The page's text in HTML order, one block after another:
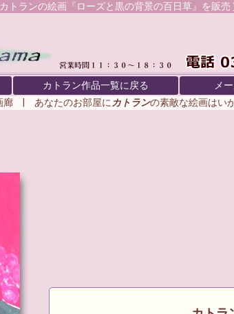
トランの絵画『ローズと黒の背景の百日草』を販売
カトラン作品一覧に戻る
メ
廊 | あなたのお部屋に カトランの素敵な絵画はい